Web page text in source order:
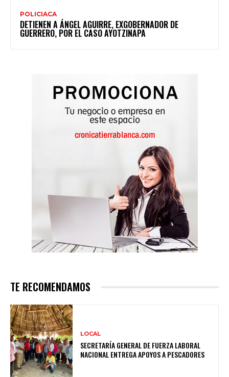
POLICIACA
DETIENEN A ÁNGEL AGUIRRE, EXGOBERNADOR DE
GUERRERO, POR EL CASO AYOTZINAPA
TE RECOMENDAMOS
LOCAL
SECRETARÍA GENERAL DE FUERZA LABORAL
NACIONAL ENTREGA APOYOS A PESCADORES